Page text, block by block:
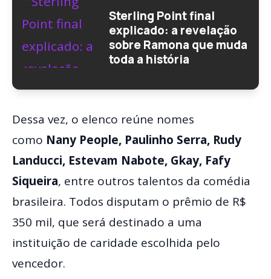
Sterling Point final
explicado: a revelação
sobre Ramona que muda
toda a história
Dessa vez, o elenco reúne nomes
como Nany People, Paulinho Serra, Rudy
Landucci, Estevam Nabote, Gkay, Fafy
Siqueira, entre outros talentos da comédia
brasileira. Todos disputam o prêmio de R$
350 mil, que será destinado a uma
instituição de caridade escolhida pelo
vencedor.